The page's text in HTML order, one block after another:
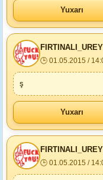
Yuxarı
FIRTINALI_UREY
🕒 01.05.2015 /
ş
Yuxarı
FIRTINALI_UREY
🕒 01.05.2015 /